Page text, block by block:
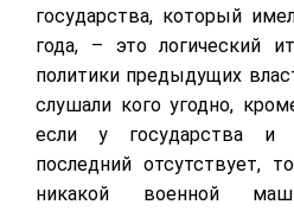
государства, который
года, – это логический
политики предыдущих
слушали кого угодно,
если у государства и
последний отсутствует,
никакой военной